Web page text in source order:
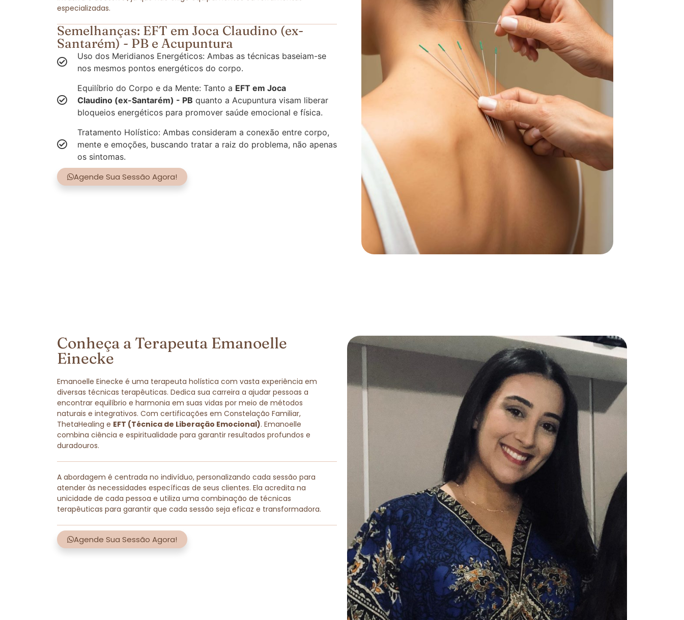
especializadas.
Semelhanças: EFT em Joca Claudino (ex-
Santarém) - PB e Acupuntura
Uso dos Meridianos Energéticos: Ambas as técnicas baseiam-se
nos mesmos pontos energéticos do corpo.
Equilíbrio do Corpo e da Mente: Tanto a EFT em Joca
Claudino (ex-Santarém) - PB quanto a Acupuntura visam liberar
bloqueios energéticos para promover saúde emocional e física.
Tratamento Holístico: Ambas consideram a conexão entre corpo,
mente e emoções, buscando tratar a raiz do problema, não apenas
os sintomas.
Agende Sua Sessão Agora!
Conheça a Terapeuta Emanoelle
Einecke
Emanoelle Einecke é uma terapeuta holística com vasta experiência em
diversas técnicas terapêuticas. Dedica sua carreira a ajudar pessoas a
encontrar equilíbrio e harmonia em suas vidas por meio de métodos
naturais e integrativos. Com certificações em Constelação Familiar,
ThetaHealing e EFT (Técnica de Liberação Emocional). Emanoelle
combina ciência e espiritualidade para garantir resultados profundos e
duradouros.
A abordagem é centrada no indivíduo, personalizando cada sessão para
atender às necessidades específicas de seus clientes. Ela acredita na
unicidade de cada pessoa e utiliza uma combinação de técnicas
terapêuticas para garantir que cada sessão seja eficaz e transformadora.
Agende Sua Sessão Agora!